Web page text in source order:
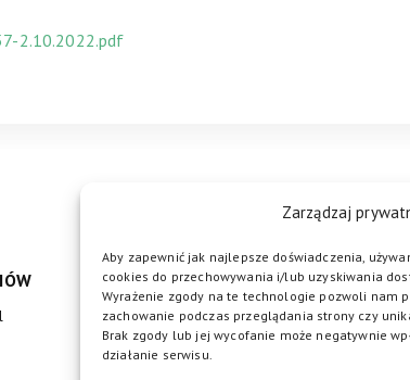
Zarządzaj
Aby zapewnić jak najlepsze doświadczenia,
cookies do przechowywania i/lub uzyskiwania
Wyrażenie zgody na te technologie pozwoli nam
zachowanie podczas przeglądania strony czy
Brak zgody lub jej wycofanie może negatywnie
działanie serwisu.
2.10.2022.pdf
DOŁĄCZ DO NAS